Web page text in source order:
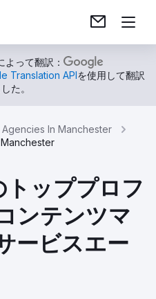
よって翻訳：
Translation APIを使用して翻訳
た。
Agencies In Manchester
ッププロフ
ンテンツマ
ービスエー